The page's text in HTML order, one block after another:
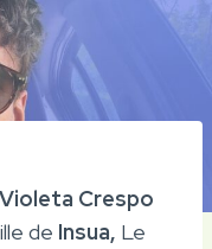
Violeta Crespo
de Insua, Le